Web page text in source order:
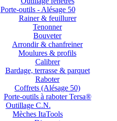
Porte-outils - Alésage 50
Rainer & feuillurer
Tenonner
Bouveter
Arrondir & chanfreiner
Moulures & profils
Calibrer
Bardage, terrasse & parquet
Raboter
Coffrets (Alésage 50)
Porte-outils à raboter Tersa®
Outillage C.N.
Mèches ItaTools